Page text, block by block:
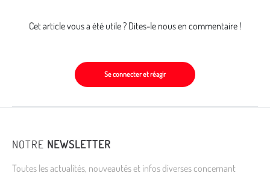
Cet article vous a été utile ? Dites-le nous en commentaire !
Se connecter et réagir
NOTRE NEWSLETTER
Toutes les actualités, nouveautés et infos diverses concernant